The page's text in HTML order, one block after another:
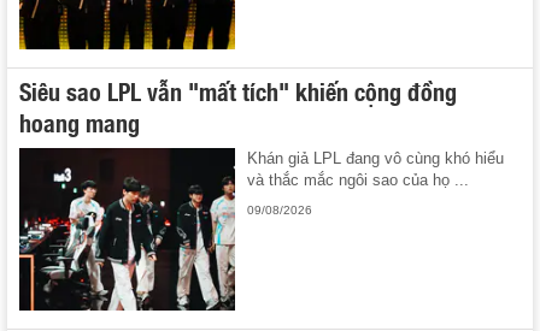
Siêu sao LPL vẫn "mất tích" khiến cộng đồng
hoang mang
Khán giả LPL đang vô cùng khó hiểu
và thắc mắc ngôi sao của họ ...
09/08/2026